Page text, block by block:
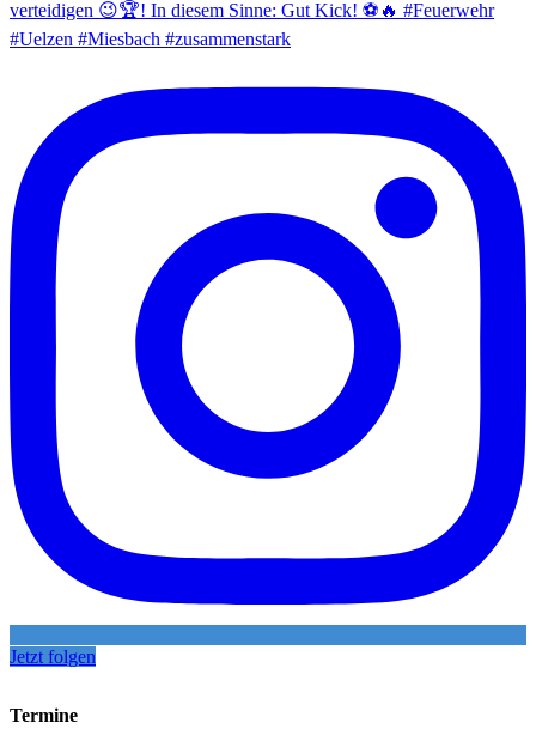
Jetzt folgen
Termine